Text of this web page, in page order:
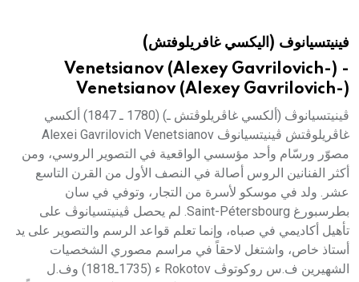
فينيتسيانوف (اليكسي غافريلوفتش)
Venetsianov (Alexey Gavrilovich-) -
Venetsianov (Alexey Gavrilovich-)
ڤينيتسيانوڤ (ألكسي غاڤريلوڤتش ـ) (1780 ـ 1847) ألكسي
غاڤريلوڤتش ڤينيتسيانوڤ Alexei Gavrilovich Venetsianov
مصوّر ورسّام وأحد مؤسسي الواقعية في التصوير الروسي، ومن
أكثر الفنانين الروس أصالة في النصف الأول من القرن التاسع
عشر. ولد في موسكو لأسرة من التجار، وتوفي في سان
بطرسبورغ Saint-Pétersbourg. لم يحصل ڤينيتسيانوڤ على
تأهيل أكاديمي في صباه، وإنما تعلم قواعد الرسم والتصوير على يد
أستاذ خاص، واشتغل لاحقاً في مراسم مصوري الشخصيات
الشهيرين ف.س روكوتوڤ Rokotov ء (1735ـ1818) وف.ل